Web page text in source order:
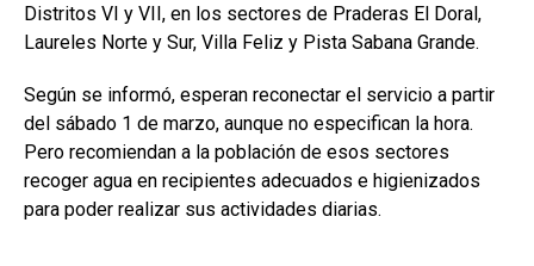
Distritos VI y VII, en los sectores de Praderas El Doral,
Laureles Norte y Sur, Villa Feliz y Pista Sabana Grande.
Según se informó, esperan reconectar el servicio a partir
del sábado 1 de marzo, aunque no especifican la hora.
Pero recomiendan a la población de esos sectores
recoger agua en recipientes adecuados e higienizados
para poder realizar sus actividades diarias.